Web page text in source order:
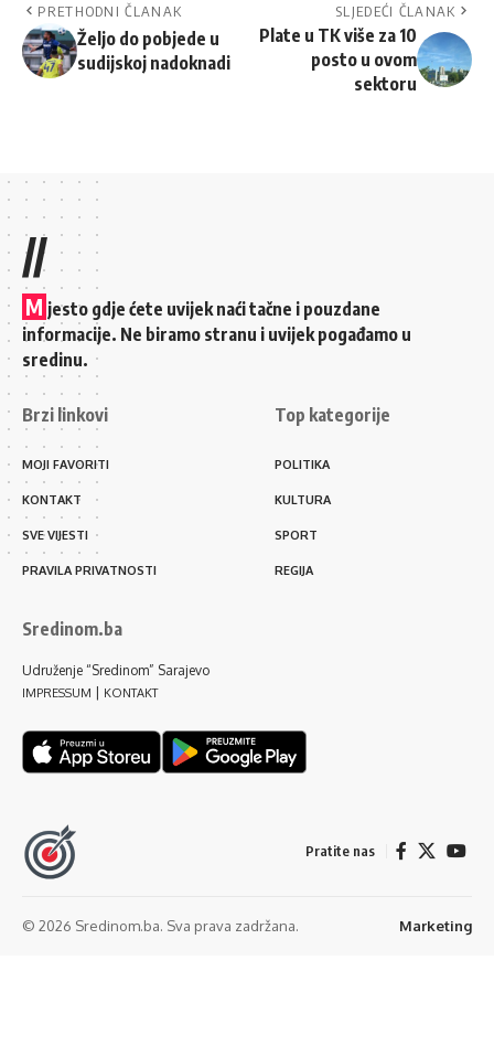
PRETHODNI ČLANAK
Željo do pobjede u
sudijskoj nadoknadi
SLJEDEĆI ČLANAK
Plate u TK više za 10
posto u ovom
sektoru
//
M jesto gdje ćete uvijek naći tačne i pouzdane
informacije. Ne biramo stranu i uvijek pogađamo u
sredinu.
Brzi linkovi
MOJI FAVORITI
KONTAKT
SVE VIJESTI
PRAVILA PRIVATNOSTI
Top kategorije
POLITIKA
KULTURA
SPORT
REGIJA
Sredinom.ba
Udruženje “Sredinom” Sarajevo
IMPRESSUM | KONTAKT
Pratite nas
© 2026 Sredinom.ba. Sva prava zadržana. Marketing